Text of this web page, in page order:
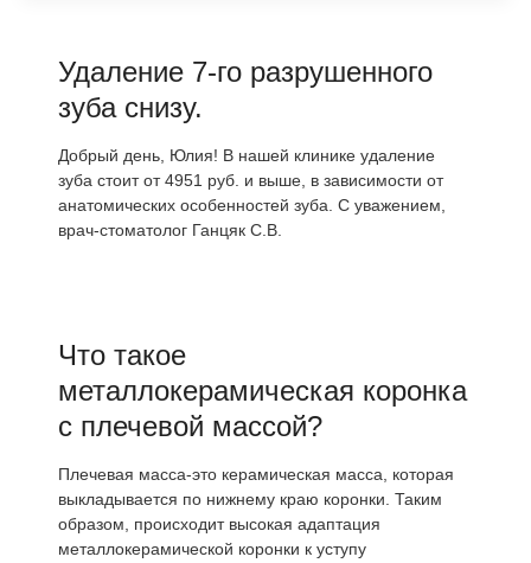
Удаление 7-го разрушенного
зуба снизу.
Добрый день, Юлия! В нашей клинике удаление
зуба стоит от 4951 руб. и выше, в зависимости от
анатомических особенностей зуба. С уважением,
врач-стоматолог Ганцяк С.В.
Что такое
металлокерамическая коронка
с плечевой массой?
Плечевая масса-это керамическая масса, которая
выкладывается по нижнему краю коронки. Таким
образом, происходит высокая адаптация
металлокерамической коронки к уступу